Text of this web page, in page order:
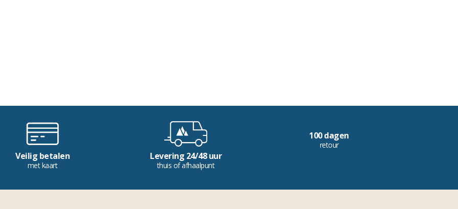
Veilig betalen
met kaart
Levering 24/48 uur
thuis of afhaalpunt
100 dagen
retour